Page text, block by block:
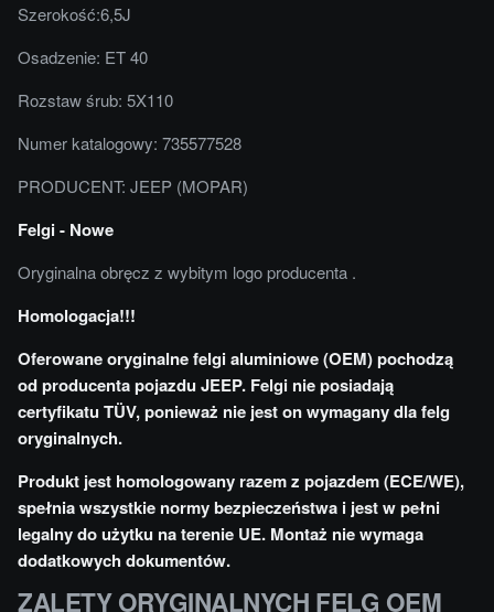
Szerokość:6,5J
Osadzenie: ET 40
Rozstaw śrub: 5X110
Numer katalogowy: 735577528
PRODUCENT: JEEP (MOPAR)
Felgi - Nowe
Oryginalna obręcz z wybitym logo producenta .
Homologacja!!!
Oferowane oryginalne felgi aluminiowe (OEM) pochodzą
od producenta pojazdu JEEP. Felgi nie posiadają
certyfikatu TÜV, ponieważ nie jest on wymagany dla felg
oryginalnych.
Produkt jest homologowany razem z pojazdem (ECE/WE),
spełnia wszystkie normy bezpieczeństwa i jest w pełni
legalny do użytku na terenie UE. Montaż nie wymaga
dodatkowych dokumentów.
ZALETY ORYGINALNYCH FELG OEM